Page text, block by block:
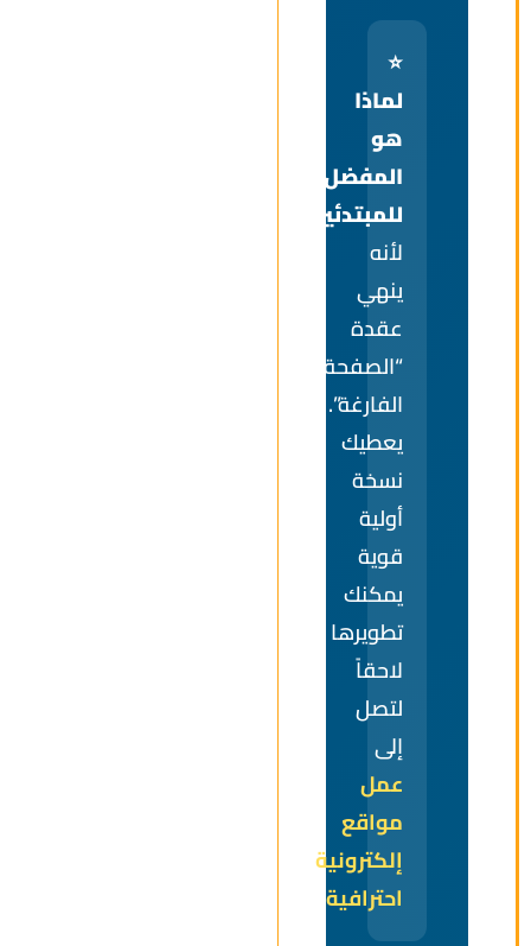
⭐
لماذا
هو
المفضل
للمبتدئين؟
لأنه
ينهي
عقدة
“الصفحة
الفارغة”.
يعطيك
نسخة
أولية
قوية
يمكنك
تطويرها
لاحقاً
لتصل
إلى
عمل
مواقع
إلكترونية
احترافية